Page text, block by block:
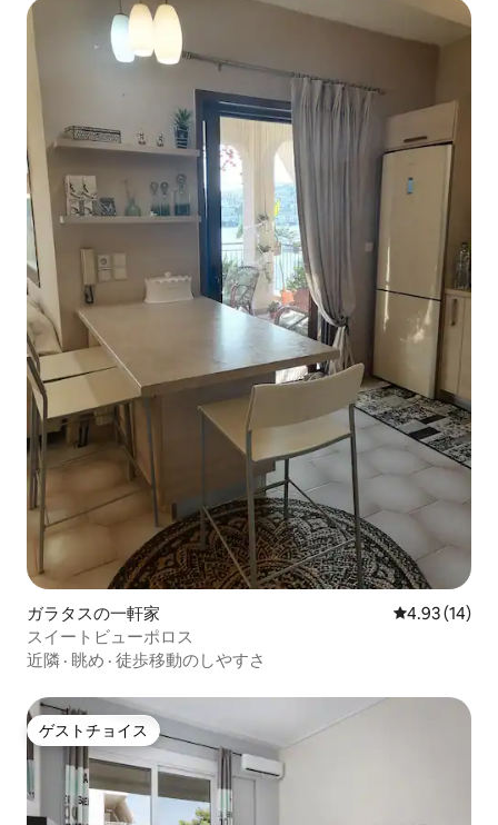
ガラタスの一軒家 レビュー14
4.93 (14)
スイートビューポロス
近隣 · 眺め · 徒歩移動のしやすさ
ゲストチョイス
ゲストチョイス